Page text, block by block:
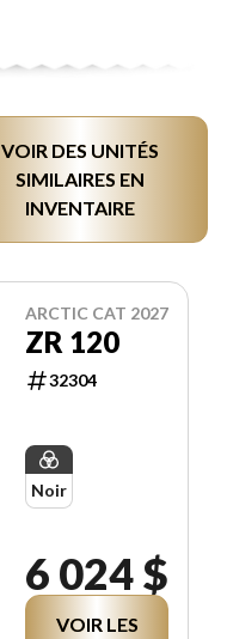
VOIR DES UNITÉS
SIMILAIRES EN
INVENTAIRE
ARCTIC CAT 2027
ZR 120
32304
Noir
6 024 $
VOIR LES